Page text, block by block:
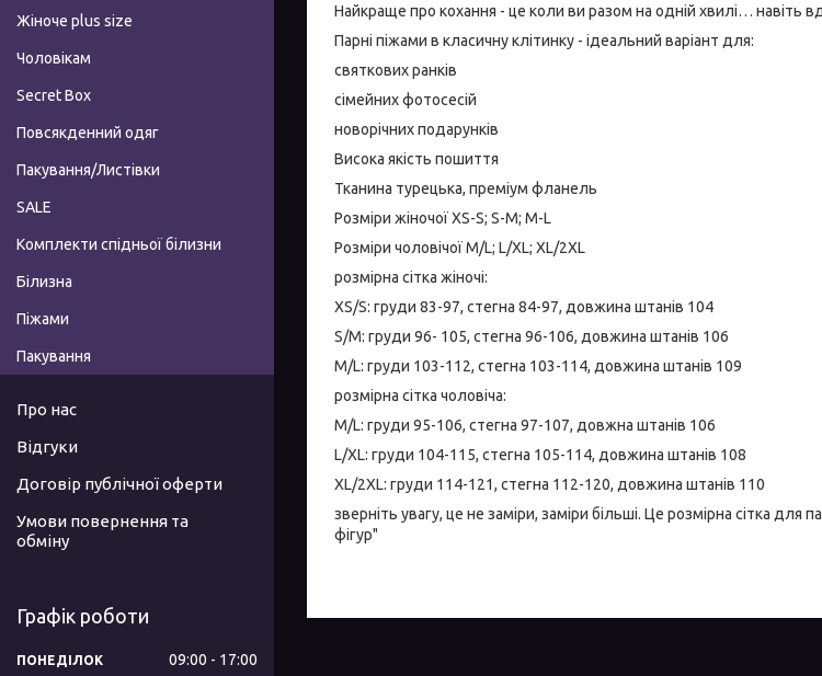
Найкраще про кохання - це коли ви разом на одній хвилі… навіть
Парні піжами в класичну клітинку - ідеальний варіант для:
святкових ранків
сімейних фотосесій
новорічних подарунків
Висока якість пошиття
Тканина турецька, преміум фланель
Розміри жіночої XS-S; S-M; M-L
Розміри чоловічої М/L; L/XL; XL/2XL
розмірна сітка жіночі:
XS/S: груди 83-97, стегна 84-97, довжина штанів 104
S/M: груди 96- 105, стегна 96-106, довжина штанів 106
M/L: груди 103-112, стегна 103-114, довжина штанів 109
розмірна сітка чоловіча:
M/L: груди 95-106, стегна 97-107, довжна штанів 106
L/XL: груди 104-115, стегна 105-114, довжина штанів 108
XL/2XL: груди 114-121, стегна 112-120, довжина штанів 110
зверніть увагу, це не заміри, заміри більші. Це розмірна сітка
фігур"
Жіноче plus size
Чоловікам
Secret Box
Повсякденний одяг
Пакування/Листівки
SALE
Комплекти спідньої білизни
Білизна
Піжами
Пакування
Про нас
Відгуки
Договір публічної оферти
Умови повернення та
обміну
Графік роботи
ПОНЕДІЛОК 09:00 17:00